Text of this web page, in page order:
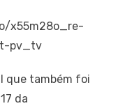
x55m28o_re-
pv_tv
que também foi
da